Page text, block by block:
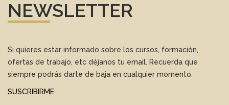
NEWSLETTER
Si quieres estar informado sobre los cursos, formación,
ofertas de trabajo, etc déjanos tu email. Recuerda que
siempre podrás darte de baja en cualquier momento.
SUSCRIBIRME